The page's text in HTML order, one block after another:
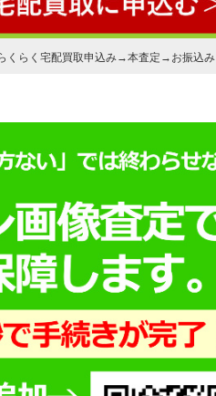
くらく宅配買取申込み→本査定→お振込み